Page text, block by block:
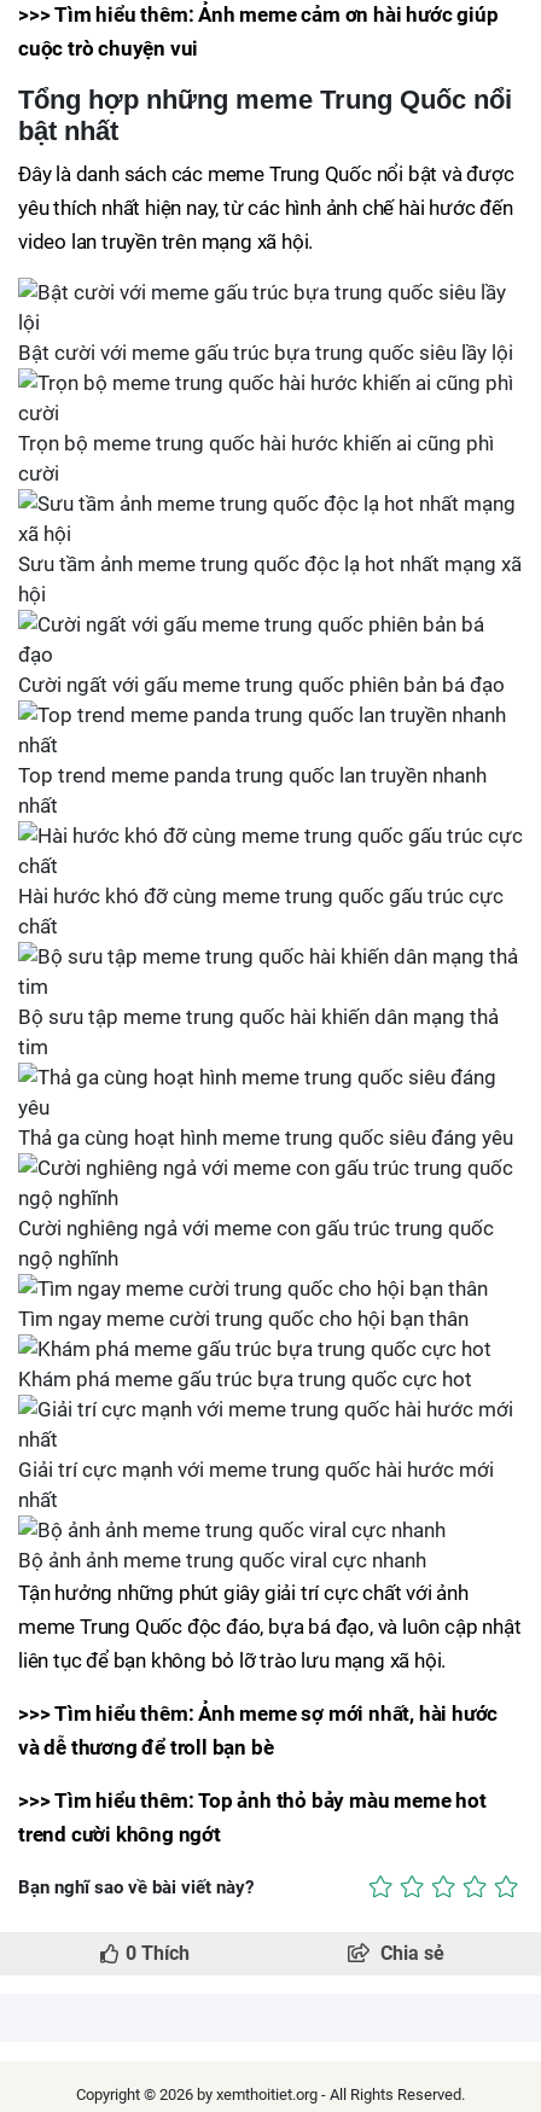
>>> Tìm hiểu thêm: Ảnh meme cảm ơn hài hước giúp
cuộc trò chuyện vui
Tổng hợp những meme Trung Quốc nổi
bật nhất
Đây là danh sách các meme Trung Quốc nổi bật và được
yêu thích nhất hiện nay, từ các hình ảnh chế hài hước đến
video lan truyền trên mạng xã hội.
Bật cười với meme gấu trúc bựa trung quốc siêu lầy lội
Trọn bộ meme trung quốc hài hước khiến ai cũng phì
cười
Sưu tầm ảnh meme trung quốc độc lạ hot nhất mạng xã
hội
Cười ngất với gấu meme trung quốc phiên bản bá đạo
Top trend meme panda trung quốc lan truyền nhanh
nhất
Hài hước khó đỡ cùng meme trung quốc gấu trúc cực
chất
Bộ sưu tập meme trung quốc hài khiến dân mạng thả
tim
Thả ga cùng hoạt hình meme trung quốc siêu đáng yêu
Cười nghiêng ngả với meme con gấu trúc trung quốc
ngộ nghĩnh
Tìm ngay meme cười trung quốc cho hội bạn thân
Khám phá meme gấu trúc bựa trung quốc cực hot
Giải trí cực mạnh với meme trung quốc hài hước mới
nhất
Bộ ảnh ảnh meme trung quốc viral cực nhanh
Tận hưởng những phút giây giải trí cực chất với ảnh
meme Trung Quốc độc đáo, bựa bá đạo, và luôn cập nhật
liên tục để bạn không bỏ lỡ trào lưu mạng xã hội.
>>> Tìm hiểu thêm: Ảnh meme sợ mới nhất, hài hước
và dễ thương để troll bạn bè
>>> Tìm hiểu thêm: Top ảnh thỏ bảy màu meme hot
trend cười không ngớt
Bạn nghĩ sao về bài viết này?
0 Thích Chia sẻ
Copyright © 2026 by xemthoitiet.org - All Rights Reserved.